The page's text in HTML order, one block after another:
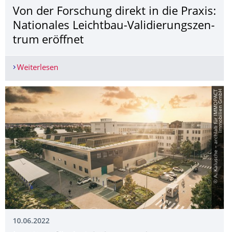
Von der Forschung direkt in die Praxis:
Nationales Leichtbau-Validierungszen­
trum eröffnet
Weiterlesen
©
A
.
K
a
l
u
s
c
h
e
–
a
r
c
h
l
a
b
f
ü
r
I
M
M
O
P
A
C
T
I
m
m
o
b
i
l
i
e
n
G
m
bH
10.06.2022